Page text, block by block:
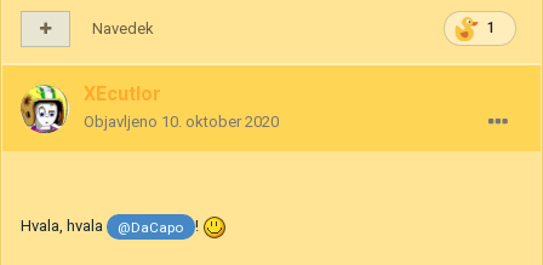
1
Navedek
XEcutIor
Objavljeno 10. oktober 2020
Hvala, hvala @DaCapo !